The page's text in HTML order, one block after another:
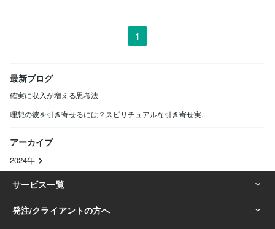
1
最新ブログ
確実に収入が増える思考法
理想の彼を引き寄せるには？スピリチュアルな引き寄せ実...
アーカイブ
2024年